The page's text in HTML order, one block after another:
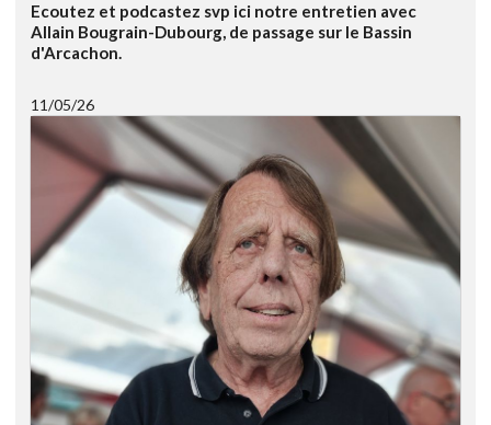
Ecoutez et podcastez svp ici notre entretien avec
Allain Bougrain-Dubourg, de passage sur le Bassin
d'Arcachon.
11/05/26